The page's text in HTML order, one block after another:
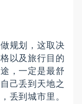
规划，这取决
以及旅行目的
，一定是最舒
己丢到天地之
丢到城市里。